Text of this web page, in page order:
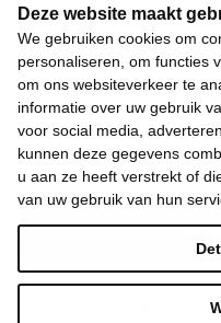
Deze website maakt
We gebruiken cookies om
personaliseren, om functies
om ons websiteverkeer te
informatie over uw gebruik
voor social media,
kunnen deze gegevens
u aan ze heeft verstrekt of
van uw gebruik van hun
Over